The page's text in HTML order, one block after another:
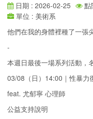
日期 : 2026-02-25 點
單位 : 美術系
他們在我的身體裡種了一張
-
本週日最後一場系列活動，
03/08（日）14:00｜性暴力
feat. 尤郁寧 心理師
公益支持說明